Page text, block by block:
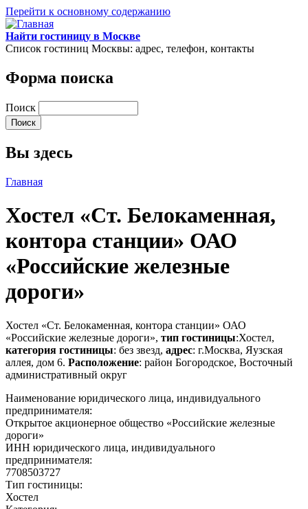
Перейти к основному содержанию
Найти гостиницу в Москве
Список гостиниц Москвы: адрес, телефон, контакты
Форма поиска
Поиск
Вы здесь
Главная
Хостел «Ст. Белокаменная,
контора станции» ОАО
«Российские железные
дороги»
Хостел «Ст. Белокаменная, контора станции» ОАО
«Российские железные дороги», тип гостиницы:Хостел,
категория гостиницы: без звезд, адрес: г.Москва, Яузская
аллея, дом 6. Расположение: район Богородское, Восточный
административный округ
Наименование юридического лица, индивидуального
предпринимателя:
Открытое акционерное общество «Российские железные
дороги»
ИНН юридического лица, индивидуального
предпринимателя:
7708503727
Тип гостиницы:
Хостел